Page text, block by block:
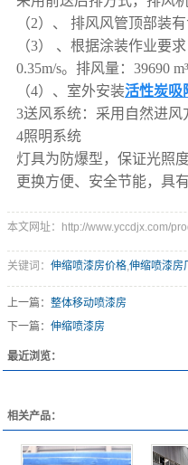
（2）、 排风风管顶部装
（3） 、根据涂装作业要
0.35m/s。排风量：39690
（4）、室外安装活性炭吸
3送风系统：采用自然进风
4照明系统
灯具为防爆型，保证光照
更换方便、安全节能，具
本文网址：http://www.yccdjx.com/
关键词： 伸缩喷漆房价格 伸缩喷漆房
上一篇： 整体移动喷漆房
下一篇： 伸缩喷漆房
最近浏览：
相关产品：